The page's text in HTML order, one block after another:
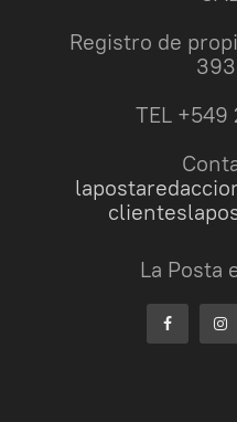
Registro de
TEL +549
La Posta